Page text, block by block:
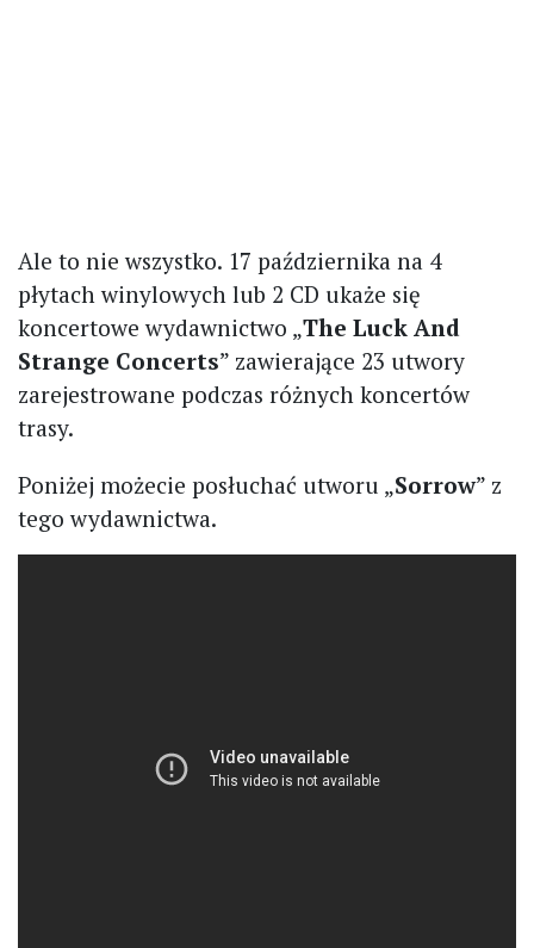
Ale to nie wszystko. 17 października na 4
płytach winylowych lub 2 CD ukaże się
koncertowe wydawnictwo „The Luck And
Strange Concerts” zawierające 23 utwory
zarejestrowane podczas różnych koncertów
trasy.
Poniżej możecie posłuchać utworu „Sorrow” z
tego wydawnictwa.